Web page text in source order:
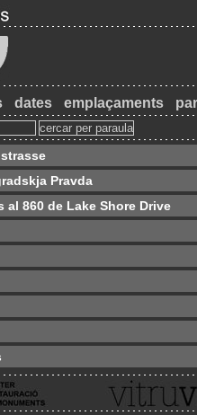
dates emplaçaments
Pravda
860 de Lake Shore Drive